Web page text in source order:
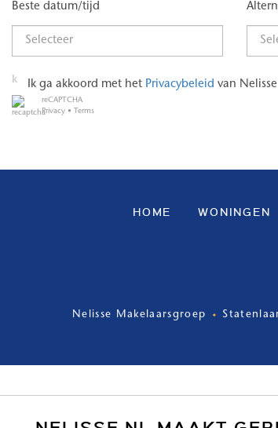
Beste datum/tijd
Ik ga akkoord met het Privacybeleid van
reCAPTCHA
Privacy • Terms
HOME WONINGEN
Nelisse Makelaarsgroep